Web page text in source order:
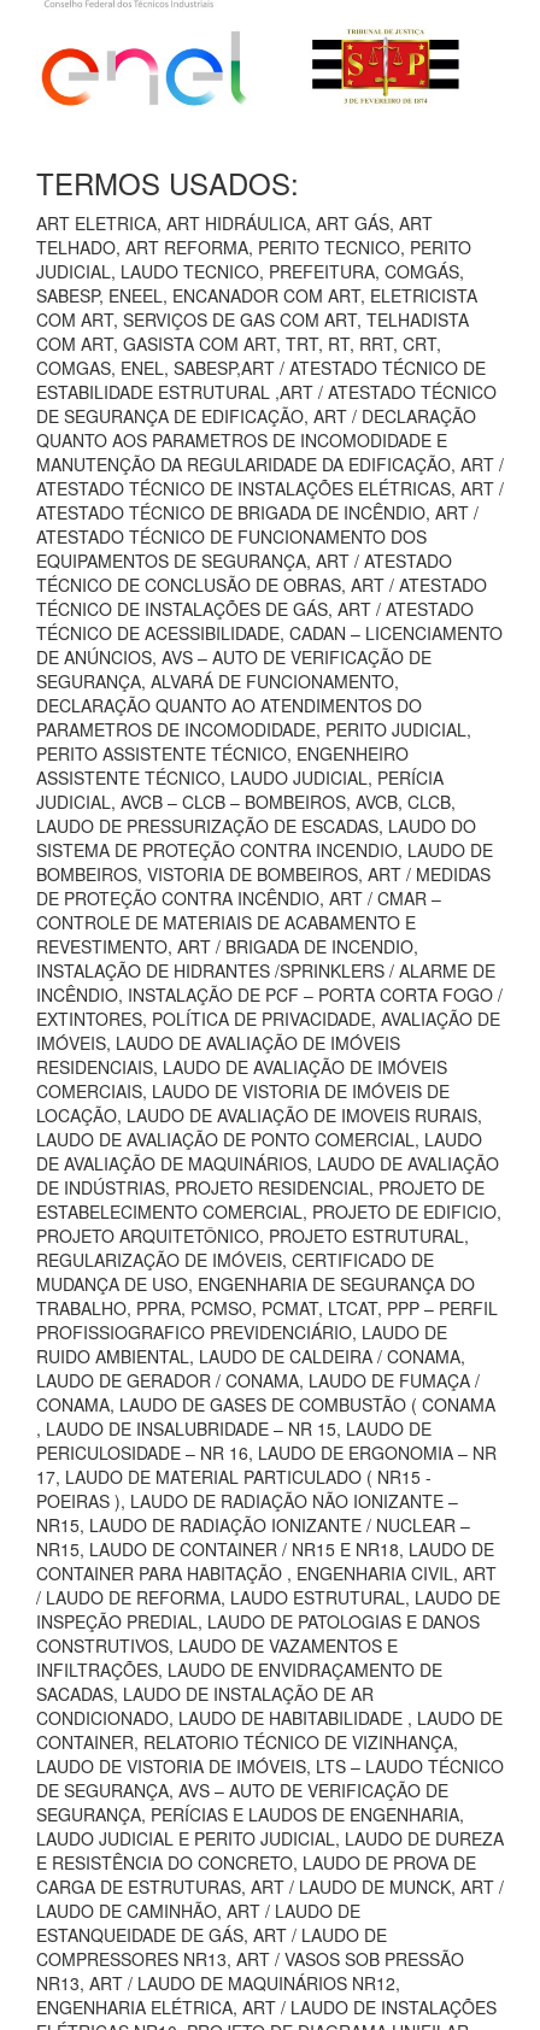
TERMOS USADOS:
ART ELETRICA, ART HIDRÁULICA, ART GÁS, ART
TELHADO, ART REFORMA, PERITO TECNICO, PERITO
JUDICIAL, LAUDO TECNICO, PREFEITURA, COMGÁS,
SABESP, ENEEL, ENCANADOR COM ART, ELETRICISTA
COM ART, SERVIÇOS DE GAS COM ART, TELHADISTA
COM ART, GASISTA COM ART, TRT, RT, RRT, CRT,
COMGAS, ENEL, SABESP,ART / ATESTADO TÉCNICO DE
ESTABILIDADE ESTRUTURAL ,ART / ATESTADO TÉCNICO
DE SEGURANÇA DE EDIFICAÇÃO, ART / DECLARAÇÃO
QUANTO AOS PARAMETROS DE INCOMODIDADE E
MANUTENÇÃO DA REGULARIDADE DA EDIFICAÇÃO, ART /
ATESTADO TÉCNICO DE INSTALAÇÕES ELÉTRICAS, ART /
ATESTADO TÉCNICO DE BRIGADA DE INCÊNDIO, ART /
ATESTADO TÉCNICO DE FUNCIONAMENTO DOS
EQUIPAMENTOS DE SEGURANÇA, ART / ATESTADO
TÉCNICO DE CONCLUSÃO DE OBRAS, ART / ATESTADO
TÉCNICO DE INSTALAÇÕES DE GÁS, ART / ATESTADO
TÉCNICO DE ACESSIBILIDADE, CADAN – LICENCIAMENTO
DE ANÚNCIOS, AVS – AUTO DE VERIFICAÇÃO DE
SEGURANÇA, ALVARÁ DE FUNCIONAMENTO,
DECLARAÇÃO QUANTO AO ATENDIMENTOS DO
PARAMETROS DE INCOMODIDADE, PERITO JUDICIAL,
PERITO ASSISTENTE TÉCNICO, ENGENHEIRO
ASSISTENTE TÉCNICO, LAUDO JUDICIAL, PERÍCIA
JUDICIAL, AVCB – CLCB – BOMBEIROS, AVCB, CLCB,
LAUDO DE PRESSURIZAÇÃO DE ESCADAS, LAUDO DO
SISTEMA DE PROTEÇÃO CONTRA INCENDIO, LAUDO DE
BOMBEIROS, VISTORIA DE BOMBEIROS, ART / MEDIDAS
DE PROTEÇÃO CONTRA INCÊNDIO, ART / CMAR –
CONTROLE DE MATERIAIS DE ACABAMENTO E
REVESTIMENTO, ART / BRIGADA DE INCENDIO,
INSTALAÇÃO DE HIDRANTES /SPRINKLERS / ALARME DE
INCÊNDIO, INSTALAÇÃO DE PCF – PORTA CORTA FOGO /
EXTINTORES, POLÍTICA DE PRIVACIDADE, AVALIAÇÃO DE
IMÓVEIS, LAUDO DE AVALIAÇÃO DE IMÓVEIS
RESIDENCIAIS, LAUDO DE AVALIAÇÃO DE IMÓVEIS
COMERCIAIS, LAUDO DE VISTORIA DE IMÓVEIS DE
LOCAÇÃO, LAUDO DE AVALIAÇÃO DE IMOVEIS RURAIS,
LAUDO DE AVALIAÇÃO DE PONTO COMERCIAL, LAUDO
DE AVALIAÇÃO DE MAQUINÁRIOS, LAUDO DE AVALIAÇÃO
DE INDÚSTRIAS, PROJETO RESIDENCIAL, PROJETO DE
ESTABELECIMENTO COMERCIAL, PROJETO DE EDIFICIO,
PROJETO ARQUITETÔNICO, PROJETO ESTRUTURAL,
REGULARIZAÇÃO DE IMÓVEIS, CERTIFICADO DE
MUDANÇA DE USO, ENGENHARIA DE SEGURANÇA DO
TRABALHO, PPRA, PCMSO, PCMAT, LTCAT, PPP – PERFIL
PROFISSIOGRAFICO PREVIDENCIÁRIO, LAUDO DE
RUIDO AMBIENTAL, LAUDO DE CALDEIRA / CONAMA,
LAUDO DE GERADOR / CONAMA, LAUDO DE FUMAÇA /
CONAMA, LAUDO DE GASES DE COMBUSTÃO ( CONAMA
, LAUDO DE INSALUBRIDADE – NR 15, LAUDO DE
PERICULOSIDADE – NR 16, LAUDO DE ERGONOMIA – NR
17, LAUDO DE MATERIAL PARTICULADO ( NR15 -
POEIRAS ), LAUDO DE RADIAÇÃO NÃO IONIZANTE –
NR15, LAUDO DE RADIAÇÃO IONIZANTE / NUCLEAR –
NR15, LAUDO DE CONTAINER / NR15 E NR18, LAUDO DE
CONTAINER PARA HABITAÇÃO , ENGENHARIA CIVIL, ART
/ LAUDO DE REFORMA, LAUDO ESTRUTURAL, LAUDO DE
INSPEÇÃO PREDIAL, LAUDO DE PATOLOGIAS E DANOS
CONSTRUTIVOS, LAUDO DE VAZAMENTOS E
INFILTRAÇÕES, LAUDO DE ENVIDRAÇAMENTO DE
SACADAS, LAUDO DE INSTALAÇÃO DE AR
CONDICIONADO, LAUDO DE HABITABILIDADE , LAUDO DE
CONTAINER, RELATORIO TÉCNICO DE VIZINHANÇA,
LAUDO DE VISTORIA DE IMÓVEIS, LTS – LAUDO TÉCNICO
DE SEGURANÇA, AVS – AUTO DE VERIFICAÇÃO DE
SEGURANÇA, PERÍCIAS E LAUDOS DE ENGENHARIA,
LAUDO JUDICIAL E PERITO JUDICIAL, LAUDO DE DUREZA
E RESISTÊNCIA DO CONCRETO, LAUDO DE PROVA DE
CARGA DE ESTRUTURAS, ART / LAUDO DE MUNCK, ART /
LAUDO DE CAMINHÃO, ART / LAUDO DE
ESTANQUEIDADE DE GÁS, ART / LAUDO DE
COMPRESSORES NR13, ART / VASOS SOB PRESSÃO
NR13, ART / LAUDO DE MAQUINÁRIOS NR12,
ENGENHARIA ELÉTRICA, ART / LAUDO DE INSTALAÇÕES